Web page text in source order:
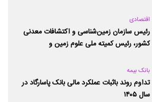
اقتصادی
رئیس سازمان زمین‌شناسی و اکتشافات معدنی
کشور،‌ رئیس کمیته ملی علوم زمین و
بانک بیمه
تداوم روند باثبات عملکرد مالی بانک پاسارگاد در
سال ۱۴۰۵